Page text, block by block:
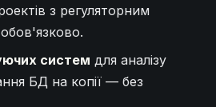
з регуляторним
систем для аналізу
БД на копії — без